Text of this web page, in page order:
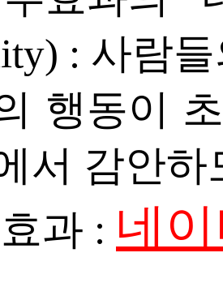
: 사람
행동이
서 감안
과 : 네